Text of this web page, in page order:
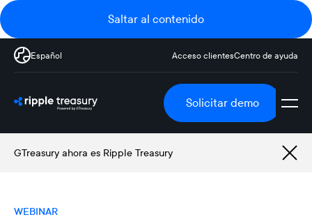
Saltar al contenido
Español Acceso clientesCentro de ayuda
Solicitar demo
GTreasury ahora es Ripple Treasury
WEBINAR